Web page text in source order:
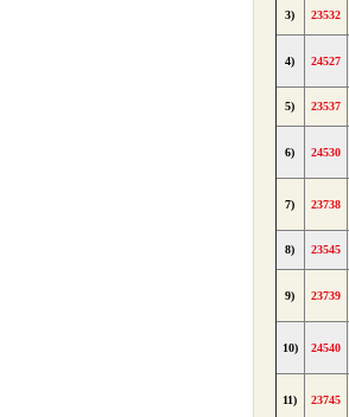
3) 23532
4) 24527
5) 23537
6) 24530
7) 23738
8) 23545
9) 23739
10) 24540
11) 23745